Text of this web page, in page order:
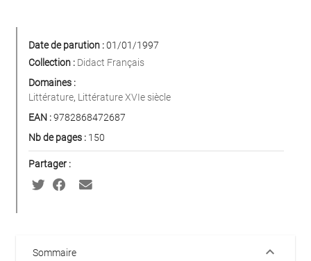
Date de parution :01/01/1997
Collection : Didact Français
Domaines :
Littérature, Littérature XVIe siècle
EAN :9782868472687
Nb de pages : 150
Partager :
Sommaire keyboard_arrow_down